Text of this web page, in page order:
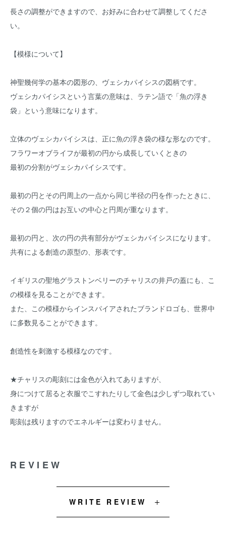
長さの調整ができますので、お好みに合わせて調整してくださ
い。
【模様について】
神聖幾何学の基本の図形の、ヴェシカパイシスの図柄です。
ヴェシカパイシスという言葉の意味は、ラテン語で「魚の浮き
袋」という意味になります。
立体のヴェシカパイシスは、正に魚の浮き袋の様な形なのです。
フラワーオブライフが最初の円から成長していくときの
最初の分割がヴェシカパイシスです。
最初の円とその円周上の一点から同じ半径の円を作ったときに、
その２個の円はお互いの中心と円周が重なります。
最初の円と、次の円の共有部分がヴェシカパイシスになります。
共有による創造の原型の、形表です。
イギリスの聖地グラストンベリーのチャリスの井戸の蓋にも、こ
の模様を見ることができます。
また、この模様からインスパイアされたブランドロゴも、世界中
に多数見ることができます。
創造性を刺激する模様なのです。
★チャリスの彫刻には金色が入れてありますが、
身につけて居ると衣服でこすれたりして金色は少しずつ取れてい
きますが
彫刻は残りますのでエネルギーは変わりません。
REVIEW
WRITE REVIEW